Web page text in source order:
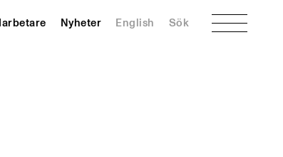
Nyheter English Sök Meny